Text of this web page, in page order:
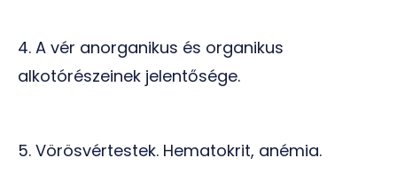
4. A vér anorganikus és organikus
alkotórészeinek jelentősége.
5. Vörösvértestek. Hematokrit, anémia.